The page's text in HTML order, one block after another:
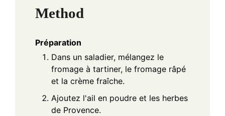
Method
Préparation
Dans un saladier, mélangez le
fromage à tartiner, le fromage râpé
et la crème fraîche.
Ajoutez l'ail en poudre et les herbes
de Provence.